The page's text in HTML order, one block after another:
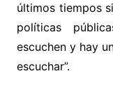
últimos tiempos
políticas
escuchen y hay
escuchar”.